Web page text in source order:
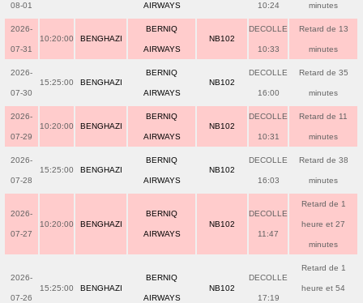
08-01 AIRWAYS 10:24 minutes
2026-
07-31
10:20:00 BENGHAZI
BERNIQ
AIRWAYS
NB102
DECOLLE
10:33
Retard de 13
minutes
2026-
07-30
15:25:00 BENGHAZI
BERNIQ
AIRWAYS
NB102
DECOLLE
16:00
Retard de 35
minutes
2026-
07-29
10:20:00 BENGHAZI
BERNIQ
AIRWAYS
NB102
DECOLLE
10:31
Retard de 11
minutes
2026-
07-28
15:25:00 BENGHAZI
BERNIQ
AIRWAYS
NB102
DECOLLE
16:03
Retard de 38
minutes
2026-
07-27
10:20:00 BENGHAZI
BERNIQ
AIRWAYS
NB102
DECOLLE
11:47
Retard de 1
heure et 27
minutes
2026-
07-26
15:25:00 BENGHAZI
BERNIQ
AIRWAYS
NB102
DECOLLE
17:19
Retard de 1
heure et 54